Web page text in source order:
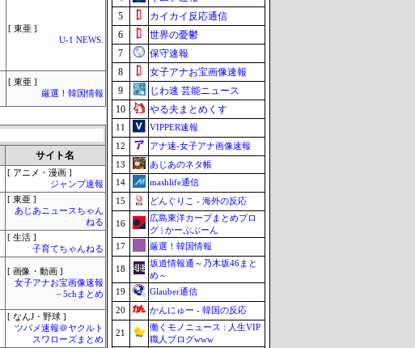
[ 東亜 ]
U-1 NEWS.
[ 東亜 ]
厳選！韓国情報
サイト名
[ アニメ・漫画 ]
ジャンプ速報
[ 東亜 ]
あじあニュースちゃん
ねる
[ 生活 ]
子育てちゃんねる
[ 画像・動画 ]
女子アナお宝画像速報
－5chまとめ
[ なんJ・野球 ]
ツバメ速報＠ヤクルト
スワローズまとめ
5
カイカイ反応通信
6
世界の憂鬱
7
保守速報
8
女子アナお宝画像速報
9
じわ速 芸能ニュース
10
やる夫まとめくす
11
VIPPER速報
12
アナ速‐女子アナ画像速報
13
あじあのネタ帳
14
mashlife通信
15
どんぐりこ - 海外の反応
16
広島東洋カープまとめブロ
グ | かーぷぶーん
17
厳選！韓国情報
18
坂道情報通～乃木坂46まと
め～
19
Glauber通信
20
かんにゅー - 韓国の反応
21
働くモノニュース : 人生VIP
職人ブログwww